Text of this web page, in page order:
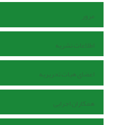
مرور
اطلاعات نشریه
اعضای هیات تحریریه
همکاران اجرایی